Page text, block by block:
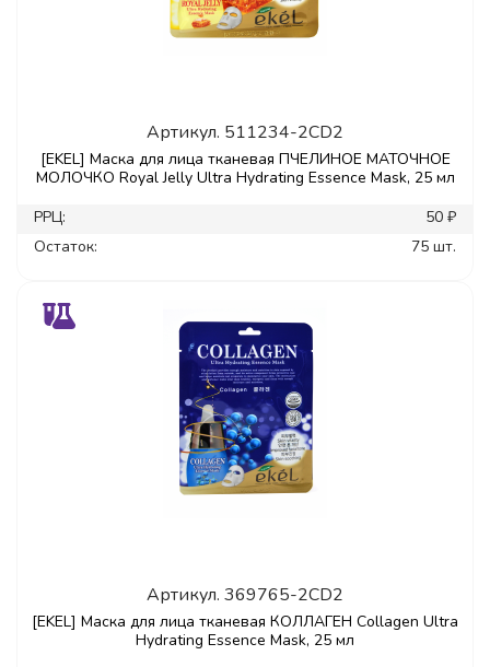
Артикул. 511234-2CD2
[EKEL] Маска для лица тканевая ПЧЕЛИНОЕ МАТОЧНОЕ
МОЛОЧКО Royal Jelly Ultra Hydrating Essence Mask, 25 мл
РРЦ:
50 ₽
Остаток:
75 шт.
Артикул. 369765-2CD2
[EKEL] Маска для лица тканевая КОЛЛАГЕН Collagen Ultra
Hydrating Essence Mask, 25 мл